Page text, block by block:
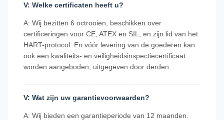
V: Welke certificaten heeft u?
A: Wij bezitten 6 octrooien, beschikken over
certificeringen voor CE, ATEX en SIL, en zijn lid van het
HART-protocol. En vóór levering van de goederen kan
ook een kwaliteits- en veiligheidsinspectiecertificaat
worden aangeboden, uitgegeven door derden.
V: Wat zijn uw garantievoorwaarden?
A: Wij bieden een garantieperiode van 12 maanden.